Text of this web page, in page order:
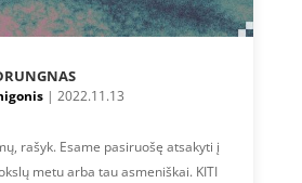
| 2022.11.13
rašyk. Esame pasiruošę atsakyti į
metu arba tau asmeniškai. KITI